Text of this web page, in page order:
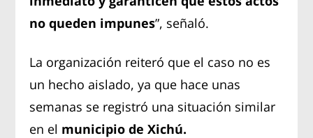
no queden impunes”, señaló.
La organización reiteró que el caso no es
un hecho aislado, ya que hace unas
semanas se registró una situación similar
en el municipio de Xichú.